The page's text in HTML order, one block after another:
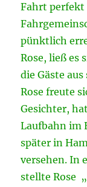
Fahrt perfekt
pünktlich
Rose, ließ es
die Gäste
Rose freute
Gesichter,
Laufbahn im
später in
versehen. In
stellte Rose